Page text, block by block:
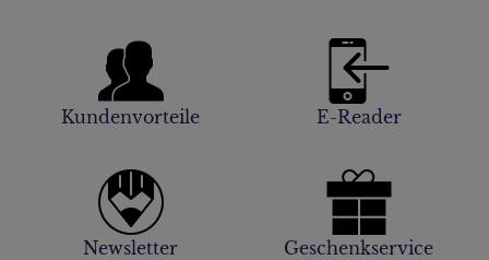
Kundenvorteile E-Reader
Newsletter Geschenkservice